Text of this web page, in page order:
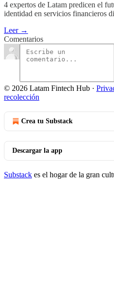
4 expertos de Latam predicen el
identidad en servicios financieros
Leer →
Comentarios
© 2026 Latam Fintech Hub ·
recolección
Crea tu Substack
Descargar la app
Substack es el hogar de la gran